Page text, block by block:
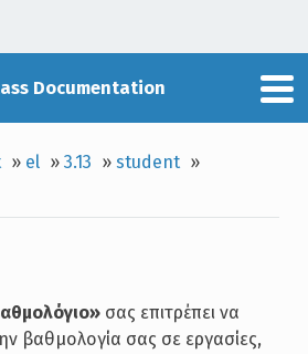
Documentation
» el »3.13 »student »
σας επιτρέπει να
βαθμολογία σας σε εργασίες,